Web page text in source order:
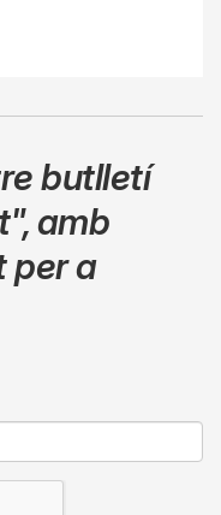
butlletí
,amb
per a